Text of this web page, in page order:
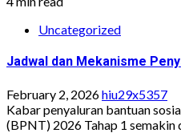
Uncategorized
Jadwal dan Mekanisme
February 2, 2026hiu29x5357
Kabar penyaluran bantuan
(BPNT) 2026 Tahap 1 semakin